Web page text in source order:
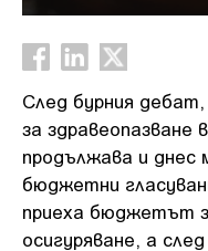
След бурния
за здравеопазване
продължава и днес
бюджетни
приеха бюджетът
осигуряване, а